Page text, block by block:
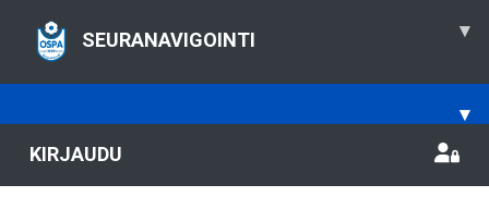
SEURANAVIGOINTI ▾
▾
KIRJAUDU